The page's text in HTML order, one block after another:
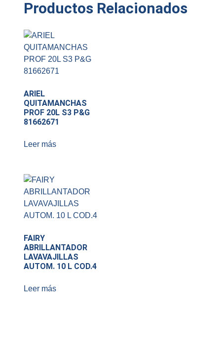
Productos Relacionados
ARIEL
QUITAMANCHAS
PROF 20L S3 P&G
81662671
Leer más
FAIRY
ABRILLANTADOR
LAVAVAJILLAS
AUTOM. 10 L COD.4
Leer más